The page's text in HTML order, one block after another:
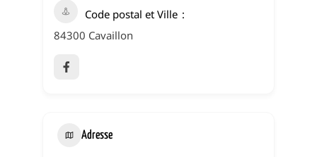
Code postal et Ville
84300 Cavaillon
Adresse